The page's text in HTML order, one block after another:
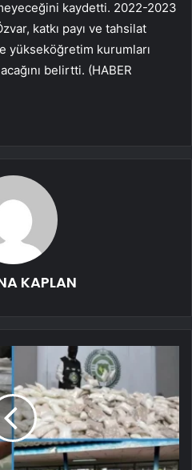
kaydetti. 2022-2023
katkı payı ve tahsilat
yükseköğretim kurumları
belirtti. (HABER
KAPLAN